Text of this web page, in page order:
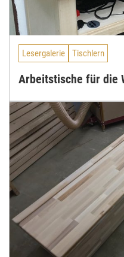
Lesergalerie Tischlern
Arbeitstische für die